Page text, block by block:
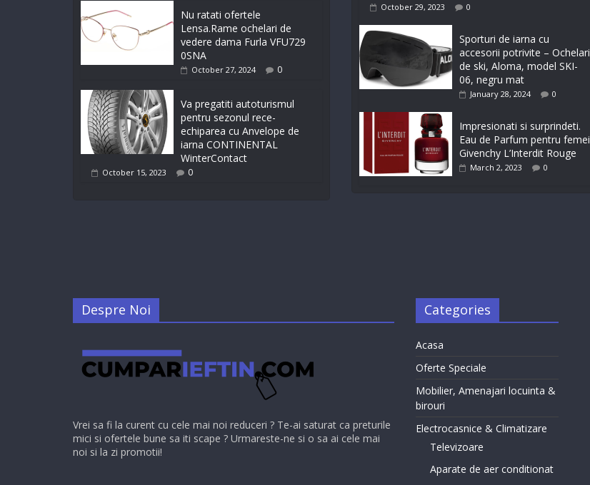
Nu ratati ofertele
Lensa.Rame ochelari de
vedere dama Furla VFU729
0SNA
October 27, 2024 0
Va pregatiti autoturismul
pentru sezonul rece-
echiparea cu Anvelope de
iarna CONTINENTAL
WinterContact
October 15, 2023 0
October 29, 2023 0
Sporturi de iarna cu
accesorii potrivite – Ochelari
de ski, Aloma, model SKI-
06, negru mat
January 28, 2024 0
Impresionati si surprindeti.
Eau de Parfum pentru femei
Givenchy L’Interdit Rouge
March 2, 2023 0
Despre Noi
Vrei sa fi la curent cu cele mai noi reduceri ? Te-ai saturat ca preturile
mici si ofertele bune sa iti scape ? Urmareste-ne si o sa ai cele mai
noi si la zi promotii!
Categories
Acasa
Oferte Speciale
Mobilier, Amenajari locuinta &
birouri
Electrocasnice & Climatizare
Televizoare
Aparate de aer conditionat